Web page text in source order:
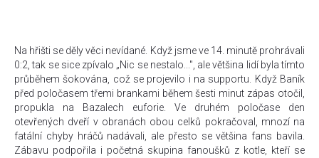
Na hřišti se děly věci nevídané. Když jsme ve 14. minutě prohrávali
0:2, tak se sice zpívalo „Nic se nestalo...", ale většina lidí byla tímto
průběhem šokována, což se projevilo i na supportu. Když Baník
před poločasem třemi brankami během šesti minut zápas otočil,
propukla na Bazalech euforie. Ve druhém poločase den
otevřených dveří v obranách obou celků pokračoval, mnozí na
fatální chyby hráčů nadávali, ale přesto se většina fans bavila.
Zábavu podpořila i početná skupina fanoušků z kotle, kteří se